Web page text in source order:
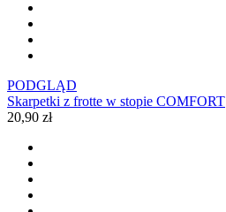
PODGLĄD
Skarpetki z frotte w stopie COMFORT
20,90 zł